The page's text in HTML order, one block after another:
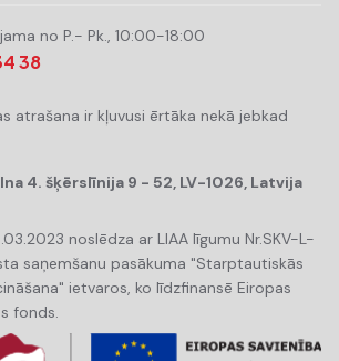
no P.- Pk., 10:00-18:00
38
atrašana ir kļuvusi ērtāka nekā jebkad
4. šķērslīnija 9 - 52, LV-1026, Latvija
noslēdza ar LIAA līgumu Nr.SKV-L-
saņemšanu pasākuma "Starptautiskās
ietvaros, ko līdzfinansē Eiropas
fonds.